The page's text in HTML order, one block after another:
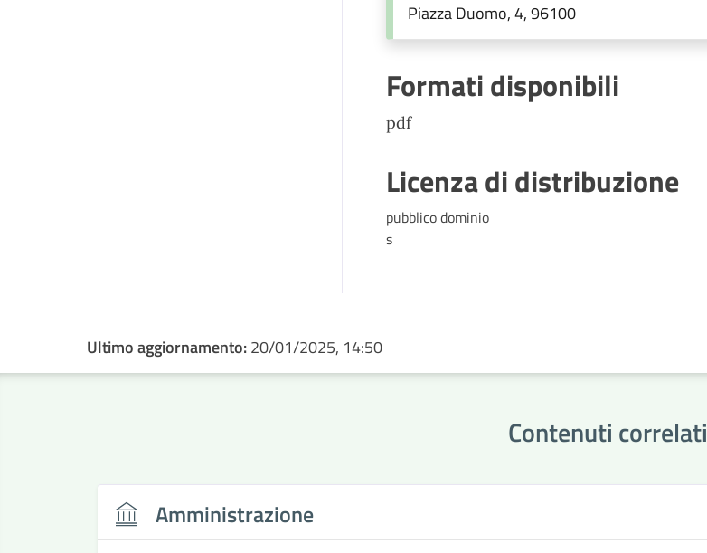
Piazza Duomo, 4, 96100
Formati disponibili
pdf
Licenza di distribuzione
pubblico dominio
s
Ultimo aggiornamento:20/01/2025, 14:50
Contenuti correlati
Amministrazione